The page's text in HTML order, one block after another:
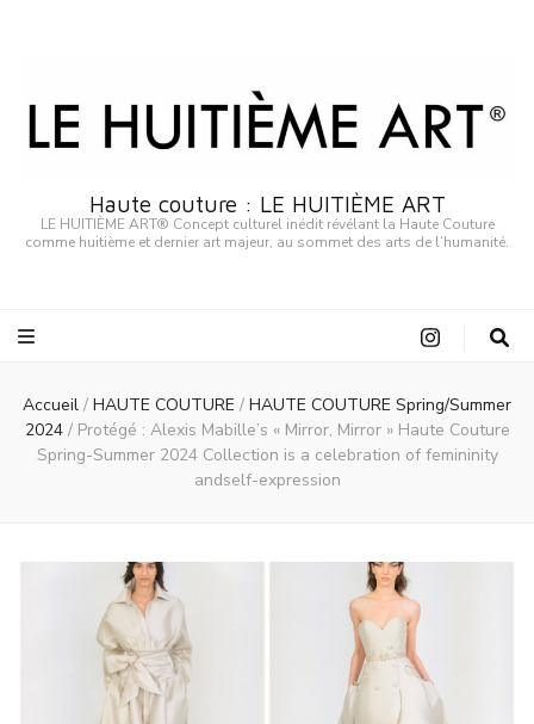
Haute couture : LE HUITIÈME ART
LE HUITIÈME ART® Concept culturel inédit révélant la Haute Couture
comme huitième et dernier art majeur, au sommet des arts de l’humanité.
Accueil / HAUTE COUTURE / HAUTE COUTURE Spring/Summer
2024 / Protégé : Alexis Mabille’s « Mirror, Mirror » Haute Couture
Spring-Summer 2024 Collection is a celebration of femininity
andself-expression